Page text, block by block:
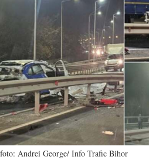
foto: Andrei George/ Info Trafic Bihor